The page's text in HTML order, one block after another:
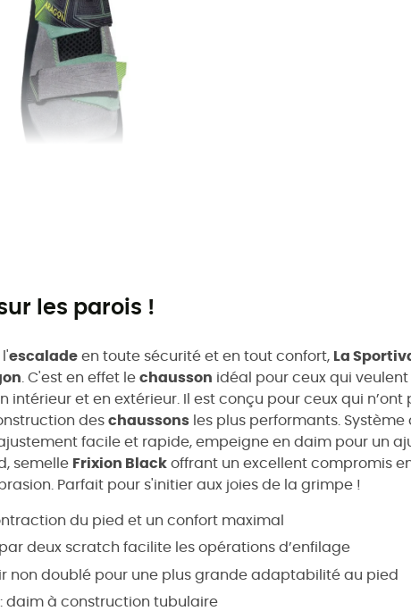
les parois !
escalade en toute sécurité et en tout confort, La
. C'est en effet le chausson idéal pour ceux qui
intérieur et en extérieur. Il est conçu pour ceux qui n’ont
des chaussons les plus performants.
facile et rapide, empeigne en daim pour un
semelle Frixion Black offrant un excellent compromis
Parfait pour s'initier aux joies de la grimpe !
du pied et un confort maximal
deux scratch facilite les opérations d’enfilage
non doublé pour une plus grande adaptabilité au pied
daim à construction tubulaire